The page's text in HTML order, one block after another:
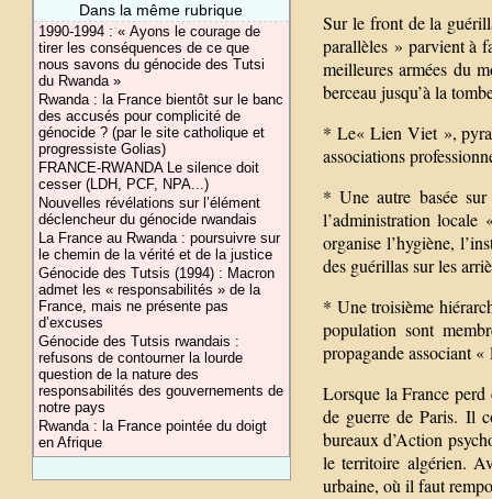
Dans la même rubrique
1990-1994 : « Ayons le courage de
tirer les conséquences de ce que
nous savons du génocide des Tutsi
du Rwanda »
Rwanda : la France bientôt sur le banc
des accusés pour complicité de
génocide ? (par le site catholique et
progressiste Golias)
FRANCE-RWANDA Le silence doit
cesser (LDH, PCF, NPA...)
Nouvelles révélations sur l’élément
déclencheur du génocide rwandais
La France au Rwanda : poursuivre sur
le chemin de la vérité et de la justice
Génocide des Tutsis (1994) : Macron
admet les « responsabilités » de la
France, mais ne présente pas
d’excuses
Génocide des Tutsis rwandais :
refusons de contourner la lourde
question de la nature des
responsabilités des gouvernements de
notre pays
Rwanda : la France pointée du doigt
en Afrique
Sur le front de la
parallèles » parvient à
meilleures armées du
berceau jusqu’à la
* Le« Lien Viet »,
associations
* Une autre basée
l’administration
organise l’hygiène,
des guérillas sur les
* Une troisième
population sont
propagande associant
Lorsque la France
de guerre de Paris. Il
bureaux d’Action
le territoire algérien.
urbaine, où il faut